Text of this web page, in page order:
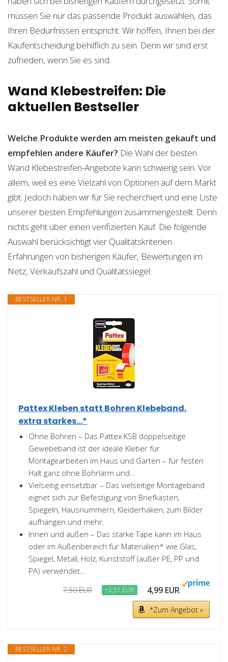
müssen Sie nur das passende Produkt auswählen, das
Ihren Bedürfnissen entspricht. Wir hoffen, Ihnen bei der
Kaufentscheidung behilflich zu sein. Denn wir sind erst
zufrieden, wenn Sie es sind.
Wand Klebestreifen: Die
aktuellen Bestseller
Welche Produkte werden am meisten gekauft und
empfehlen andere Käufer? Die Wahl der besten
Wand Klebestreifen-Angebote kann schwierig sein. Vor
allem, weil es eine Vielzahl von Optionen auf dem Markt
gibt. Jedoch haben wir für Sie recherchiert und eine Liste
unserer besten Empfehlungen zusammengestellt. Denn
nichts geht über einen verifizierten Kauf. Die folgende
Auswahl berücksichtigt vier Qualitätskriterien.
Erfahrungen von bisherigen Käufer, Bewertungen im
Netz, Verkaufszahl und Qualitätssiegel.
BESTSELLER NR. 1
Pattex Kleben statt Bohren Klebeband,
extra starkes...*
Ohne Bohren – Das Pattex KSB doppelseitige
Gewebeband ist der ideale Kleber für
Montagearbeiten im Haus und Garten – für festen
Halt ganz ohne Bohrlärm und...
Vielseitig einsetzbar – Das vielseitige Montageband
eignet sich zur Befestigung von Briefkästen,
Spiegeln, Hausnummern, Kleiderhaken, zum Bilder
aufhängen und mehr.
Innen und außen – Das starke Tape kann im Haus
oder im Außenbereich für Materialien* wie Glas,
Spiegel, Metall, Holz, Kunststoff (außer PE, PP und
PA) verwendet...
7,50 EUR −2,51 EUR 4,99 EUR
*Zum Angebot »
BESTSELLER NR. 2